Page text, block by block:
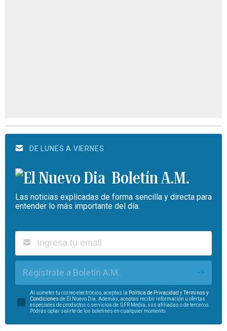
DE LUNES A VIERNES
Boletín A.M.
Las noticias explicadas de forma sencilla y directa para
entender lo más importante del día.
Regístrate a Boletín A.M.
Al someter tu correo electrónico, aceptas la Política de Privacidad yTérminos y
Condiciones de El Nuevo Día. Además, aceptas recibir información u ofertas
especiales de productos o servicios de GFR Media, sus afiliadas o de terceros.
Podrás optar salirte de los boletines en cualquier momento.